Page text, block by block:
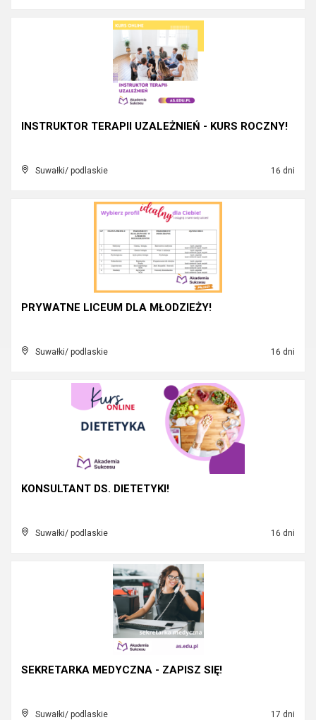
INSTRUKTOR TERAPII UZALEŻNIEŃ - KURS ROCZNY!
Suwałki/ podlaskie 16 dni
PRYWATNE LICEUM DLA MŁODZIEŻY!
Suwałki/ podlaskie 16 dni
KONSULTANT DS. DIETETYKI!
Suwałki/ podlaskie 16 dni
SEKRETARKA MEDYCZNA - ZAPISZ SIĘ!
Suwałki/ podlaskie 17 dni